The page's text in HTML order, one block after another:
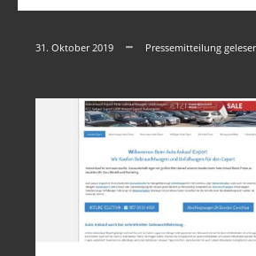
31. Oktober 2019 Pressemitteilung